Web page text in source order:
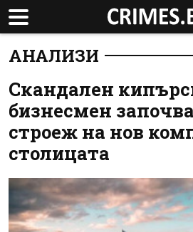
АНАЛИЗИ
Скандален
бизнесмен
строеж на нов
столицата